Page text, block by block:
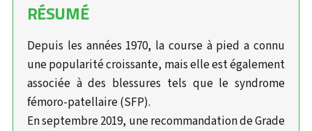
RÉSUMÉ
Depuis les années 1970, la course à pied a connu
une popularité croissante, mais elle est également
associée à des blessures tels que le syndrome
fémoro-patellaire (SFP).
En septembre 2019, une recommandation de Grade